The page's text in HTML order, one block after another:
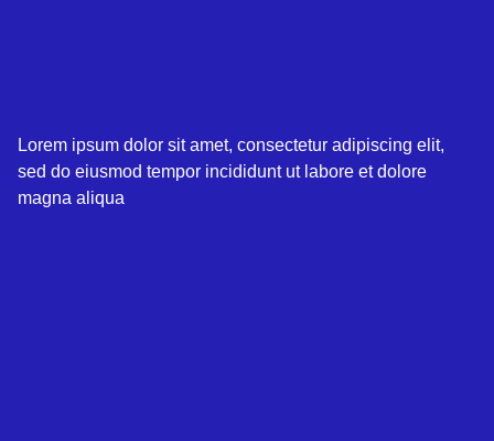
Lorem ipsum dolor sit amet, consectetur adipiscing elit,
sed do eiusmod tempor incididunt ut labore et dolore
magna aliqua